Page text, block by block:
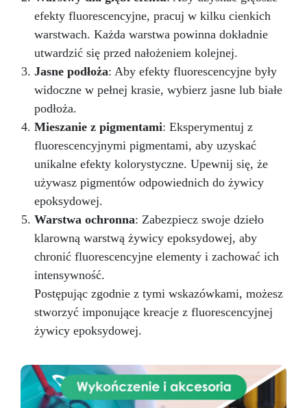
pytania, skontaktuj się z naszym dedykowanym
zespołem wsparcia, aby uzyskać pomoc i
poradę ekspertów.
Wartościowe piękno
naturalne Twoich projektów dzięki jakości i
elegancji drewna orzecha! Pokochasz efekt.
Otrzymasz ten produkt w ciągu 7 - 10 dni
roboczych
efekty fluorescencyjne, pracuj w kilku cienkich
warstwach. Każda warstwa powinna dokładnie
utwardzić się przed nałożeniem kolejnej.
Jasne podłoża: Aby efekty fluorescencyjne były
widoczne w pełnej krasie, wybierz jasne lub białe
podłoża.
Mieszanie z pigmentami: Eksperymentuj z
fluorescencyjnymi pigmentami, aby uzyskać
unikalne efekty kolorystyczne. Upewnij się, że
używasz pigmentów odpowiednich do żywicy
epoksydowej.
Warstwa ochronna: Zabezpiecz swoje dzieło
klarowną warstwą żywicy epoksydowej, aby
chronić fluorescencyjne elementy i zachować ich
intensywność.
Postępując zgodnie z tymi wskazówkami, możesz
stworzyć imponujące kreacje z fluorescencyjnej
żywicy epoksydowej.